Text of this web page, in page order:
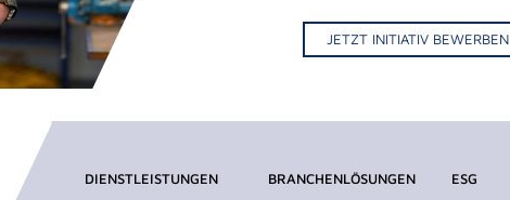
JETZT INITIATIV BEWERBEN
DIENSTLEISTUNGEN
BRANCHENLÖSUNGEN
ESG